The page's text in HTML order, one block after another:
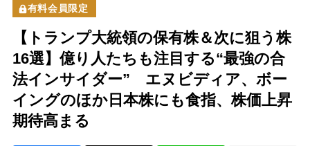
有料会員限定
【トランプ大統領の保有株＆次に狙う株
16選】億り人たちも注目する“最強の合
法インサイダー” エヌビディア、ボー
イングのほか日本株にも食指、株価上昇
期待高まる